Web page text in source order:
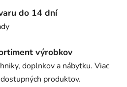
do 14 dní
výrobkov
doplnkov a nábytku. Viac
produktov.